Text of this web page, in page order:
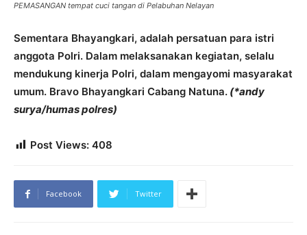
PEMASANGAN tempat cuci tangan di Pelabuhan Nelayan
Sementara Bhayangkari, adalah persatuan para istri
anggota Polri. Dalam melaksanakan kegiatan, selalu
mendukung kinerja Polri, dalam mengayomi masyarakat
umum. Bravo Bhayangkari Cabang Natuna. (*andy
surya/humas polres)
Post Views: 408
Facebook Twitter